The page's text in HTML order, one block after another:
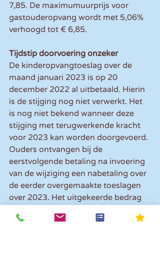
7,85. De maximumuurprijs voor
gastouderopvang wordt met 5,06%
verhoogd tot € 6,85.
Tijdstip doorvoering onzeker
De kinderopvangtoeslag over de
maand januari 2023 is op 20
december 2022 al uitbetaald. Hierin
is de stijging nog niet verwerkt. Het
is nog niet bekend wanneer deze
stijging met terugwerkende kracht
voor 2023 kan worden doorgevoerd.
Ouders ontvangen bij de
eerstvolgende betaling na invoering
van de wijziging een nabetaling over
de eerder overgemaakte toeslagen
over 2023. Het uitgekeerde bedrag